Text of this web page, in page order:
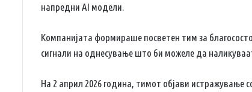
напредни AI модели.
Компанијата формираше посветен тим за
сигнали на однесување што би можеле да
На 2 април 2026 година, тимот објави истражување